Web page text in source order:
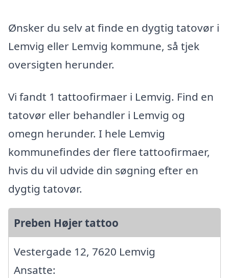
Ønsker du selv at finde en dygtig tatovør i
Lemvig eller Lemvig kommune, så tjek
oversigten herunder.
Vi fandt 1 tattoofirmaer i Lemvig. Find en
tatovør eller behandler i Lemvig og
omegn herunder. I hele Lemvig
kommunefindes der flere tattoofirmaer,
hvis du vil udvide din søgning efter en
dygtig tatovør.
Preben Højer tattoo
Vestergade 12, 7620 Lemvig
Ansatte: